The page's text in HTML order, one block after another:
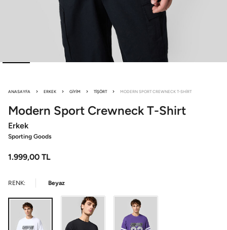
ANASAYFA ERKEK GIYIM TIŞÖRT MODERN SPORT CREWNECK T-SHIRT
Modern Sport Crewneck T-Shirt
Erkek
Sporting Goods
1.999,00 TL
RENK: Beyaz